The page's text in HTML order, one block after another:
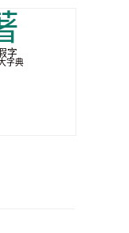
字
字典